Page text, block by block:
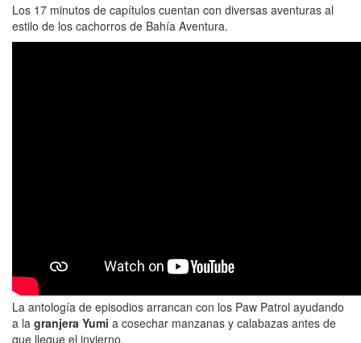
Los 17 minutos de capítulos cuentan con diversas aventuras al
estilo de los cachorros de Bahía Aventura.
La antología de episodios arrancan con los Paw Patrol ayudando
a la granjera Yumi a cosechar manzanas y calabazas antes de
que llegue el invierno.